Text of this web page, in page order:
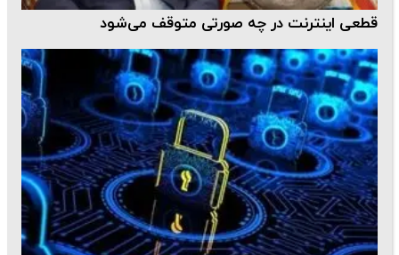
قطعی اینترنت در چه صورتی متوقف می‌شود